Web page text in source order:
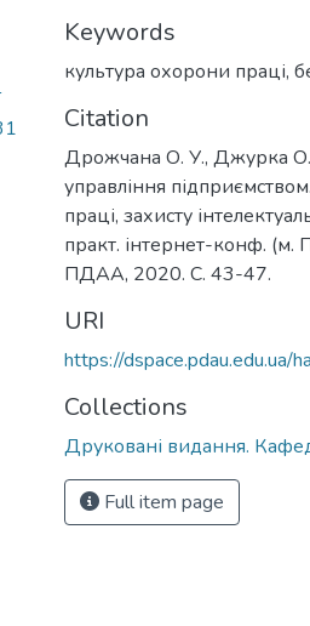
Keywords
культура охорони праці,
Citation
Дрожчана О. У., Джурка О.
управління
праці, захисту
практ. інтернет-конф. (м.
ПДАА, 2020. С. 43-47.
URI
https://
Collections
Друковані видання.
Full item page